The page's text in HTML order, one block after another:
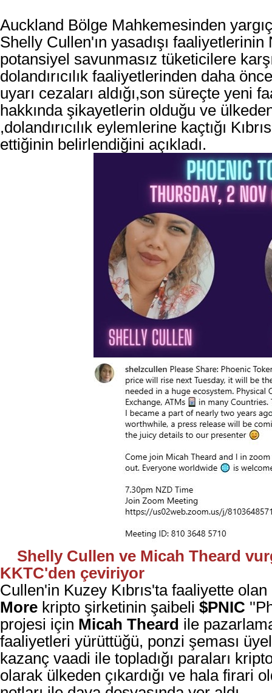
Auckland Bölge Mahkemesinden
Shelly Cullen'ın yasadışı faaliyetlerinin
potansiyel savunmasız tüketicilere karşı
dolandırıcılık faaliyetlerinden daha
uyarı cezaları aldığı,son süreçte yeni
hakkında şikayetlerin olduğu ve
,dolandırıcılık eylemlerine kaçtığı
ettiğinin belirlendiğini açıkladı.
Shelly Cullen ve Micah Theard
KKTC'den çeviriyor
Cullen'in Kuzey Kıbrıs'ta faaliyette olan
More kripto şirketinin şaibeli $PNIC
projesi için Micah Theard ile
faaliyetleri yürüttüğü, ponzi şeması
kazanç vaadi ile topladığı paraları
olarak ülkeden çıkardığı ve hala firari